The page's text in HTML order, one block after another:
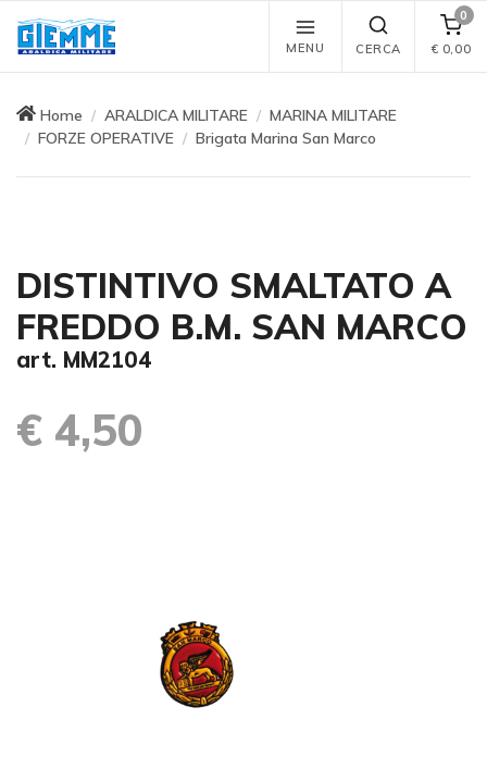
MENU CERCA
0
€ 0,00
Home ARALDICA MILITARE
MARINA MILITARE
FORZE OPERATIVE
Brigata Marina San Marco
DISTINTIVO SMALTATO A
FREDDO B.M. SAN MARCO
art. MM2104
€ 4,50